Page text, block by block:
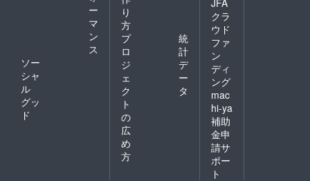
ー
マ
ン
ス
ソー
シャ
ル
グッ
ド
り
方
プ
ロ
ジ
ェ
ク
ト
の
広
め
方
統
計
デ
ー
タ
クラ
ウド
ファ
ン
ディ
ング
mac
hi-ya
補助
金申
請サ
ポー
ト